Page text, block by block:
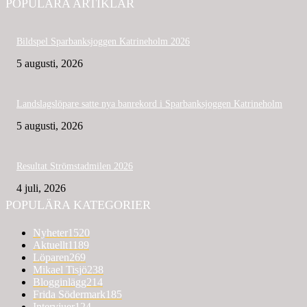
POPULÄRA ARTIKLAR
Bildspel Sparbanksjoggen Katrineholm 2026
5 augusti, 2026
Landslagslöpare satte nya banrekord i Sparbanksjoggen Katrineholm
5 augusti, 2026
Resultat Strömstadmilen 2026
4 juli, 2026
POPULÄRA KATEGORIER
Nyheter1520
Aktuellt1189
Löparen269
Mikael Tisjö238
Blogginlägg214
Frida Södermark185